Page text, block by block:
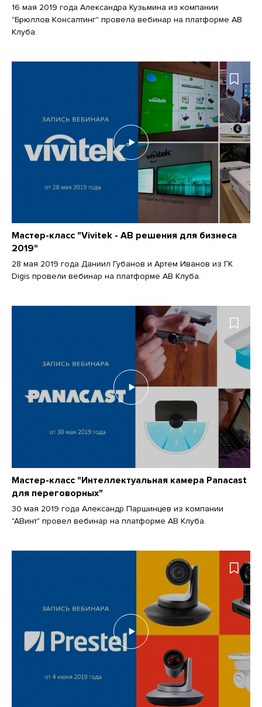
16 мая 2019 года Александра Кузьмина из компании
"Брюллов Консалтинг" провела вебинар на платформе АВ
Клуба.
Мастер-класс "Vivitek - АВ решения для бизнеса
2019"
28 мая 2019 года Даниил Губанов и Артем Иванов из ГК
Digis провели вебинар на платформе АВ Клуба.
Мастер-класс "Интеллектуальная камера Panacast
для переговорных"
30 мая 2019 года Александр Паршинцев из компании
"АВинт" провел вебинар на платформе АВ Клуба.